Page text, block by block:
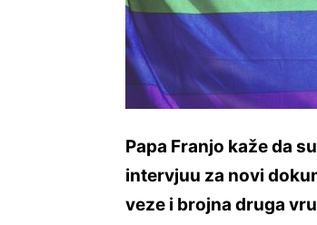
Papa Franjo kaže da
intervjuu za novi
veze i brojna druga